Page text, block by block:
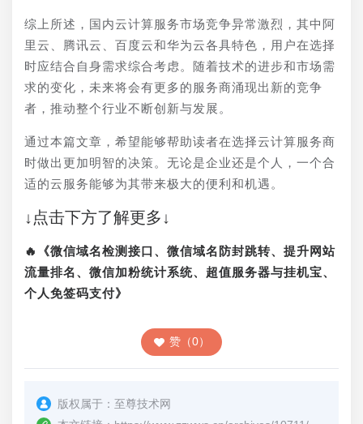
综上所述，国内云计算服务市场竞争异常激烈，其中阿
里云、腾讯云、百度云和华为云各具特色，用户在选择
时应结合自身需求综合考虑。随着技术的进步和市场需
求的变化，未来将会有更多的服务商涌现出新的竞争
者，推动整个行业不断创新与发展。
通过本篇文章，希望能够帮助读者在选择云计算服务商
时做出更加明智的决策。无论是企业还是个人，一个合
适的云服务能够为其带来极大的便利和机遇。
↓点击下方了解更多↓
🔥《微信域名检测接口、微信域名防封跳转、提升网站
流量排名、微信加粉统计系统、超值服务器与挂机宝、
个人免签码支付》
赞（0）
版权属于： 至尊技术网